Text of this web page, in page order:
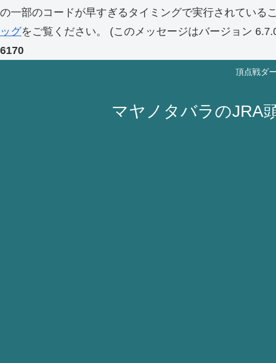
の一部のコードが早すぎるタイミングで実行されている
ッグをご覧ください。 (このメッセージはバージョン
6170
頂点戦ダ
マヤノタバラのJRA